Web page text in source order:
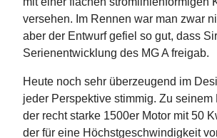
versehen. Im Rennen war man zwar
aber der Entwurf gefiel so gut, dass
Serienentwicklung des MG A freigab.
Heute noch sehr überzeugend im
jeder Perspektive stimmig. Zu seinem
der recht starke 1500er Motor mit 50
der für eine Höchstgeschwindigkeit